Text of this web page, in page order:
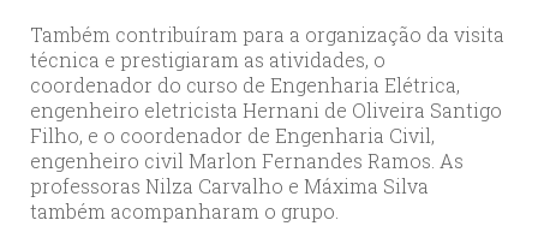
Também contribuíram para a organização da visita
técnica e prestigiaram as atividades, o
coordenador do curso de Engenharia Elétrica,
engenheiro eletricista Hernani de Oliveira Santigo
Filho, e o coordenador de Engenharia Civil,
engenheiro civil Marlon Fernandes Ramos. As
professoras Nilza Carvalho e Máxima Silva
também acompanharam o grupo.